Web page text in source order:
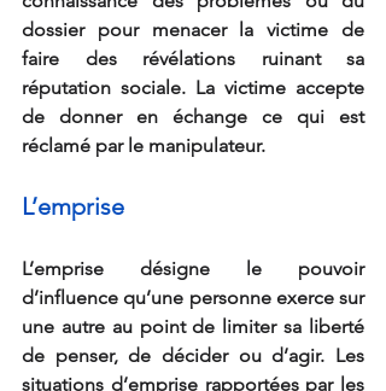
dossier pour menacer la victime de
faire des révélations ruinant sa
réputation sociale. La victime accepte
de donner en échange ce qui est
réclamé par le manipulateur.
L’emprise
L’emprise désigne le pouvoir
d’influence qu’une personne exerce sur
une autre au point de limiter sa liberté
de penser, de décider ou d’agir. Les
situations d’emprise rapportées par les